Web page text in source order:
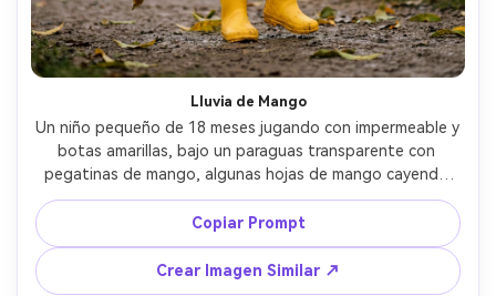
Lluvia de Mango
Un niño pequeño de 18 meses jugando con impermeable y
botas amarillas, bajo un paraguas transparente con
pegatinas de mango, algunas hojas de mango cayendo
en el fondo como confeti, luz suave y nublada, Fujifilm X-
T5, 33mm f/1.4, ángulo bajo, retrato de cuerpo completo,
gradación cinematográfica de color, fotorrealista,
movimiento alegre --ar 4:5
Copiar Prompt
Crear Imagen Similar ↗